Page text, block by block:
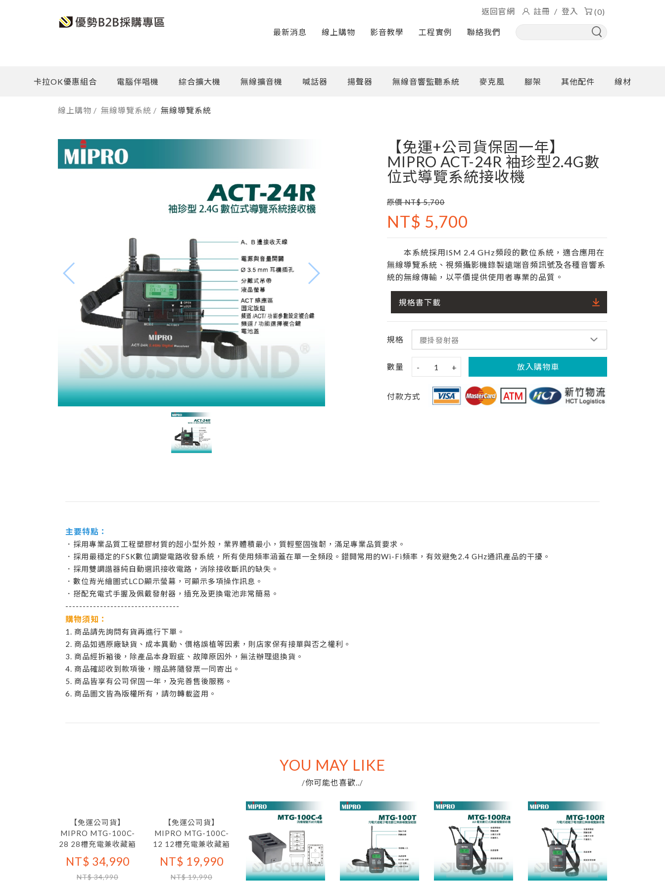
最新消息 線上購物 影音教學 工程實例 聯絡我們
返回官網 註冊 / 登入 (0)
卡拉OK優惠組合 電腦伴唱機 綜合擴大機 無線擴音機 喊話器 揚聲器 無線音響監聽系統 麥克風 腳架 其他配件 線材
線上購物 / 無線導覽系統 / 無線導覽系統
【免運+公司貨保固一年】
MIPRO ACT-24R 袖珍型2.4G數
位式導覽系統接收機
原價 NT$ 5,700
NT$ 5,700
本系統採用ISM 2.4 GHz頻段的數位系統，適合應用在
無線導覽系統、視頻攝影機錄製遠端音頻訊號及各種音響系
統的無線傳輸，以平價提供使用者專業的品質。
規格書下載
規格
數量 - 1 + 放入購物車
付款方式
主要特點：
．採用專業品質工程塑膠材質的超小型外殼，業界體積最小，質輕堅固強韌，滿足專業品質要求。
．採用最穩定的FSK數位調變電路收發系統，所有使用頻率涵蓋在單一全頻段。錯開常用的Wi-Fi頻率，有效避免2.4 GHz通訊產品的干擾。
．採用雙調諧器純自動選訊接收電路，消除接收斷訊的缺失。
．數位背光繪圖式LCD顯示螢幕，可顯示多項操作訊息。
．搭配充電式手握及佩戴發射器，插充及更換電池非常簡易。
---------------------------------
購物須知：
1. 商品請先詢問有貨再進行下單。
2. 商品如遇原廠缺貨、成本異動、價格誤植等因素，則店家保有接單與否之權利。
3. 商品經拆箱後，除產品本身瑕疵、故障原因外，無法辦理退換貨。
4. 商品確認收到款項後，贈品將隨發票一同寄出。
5. 商品皆享有公司保固一年，及完善售後服務。
6. 商品圖文皆為版權所有，請勿轉載盜用。
YOU MAY LIKE
/你可能也喜歡.. /
【免運公司貨】
MIPRO MTG-100C-
28 28槽充電兼收藏箱
NT$ 34,990
NT$ 34,990
【免運公司貨】
MIPRO MTG-100C-
12 12槽充電兼收藏箱
NT$ 19,990
NT$ 19,990